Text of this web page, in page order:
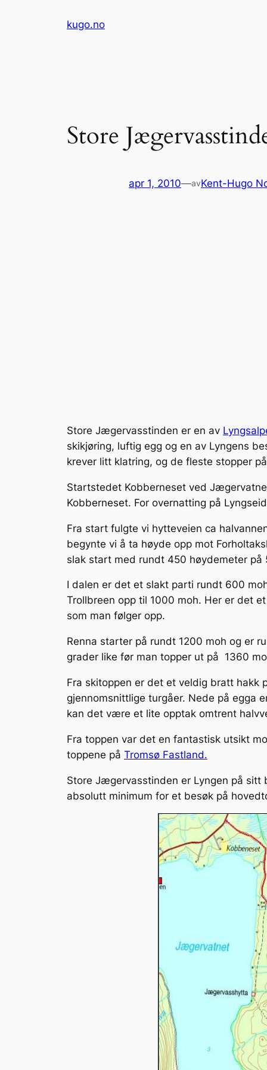
kugo.no
Store
apr 1, 2010—avKent-Hugo
Store Jægervasstinden er en av
skikjøring, luftig egg og en av Lyngens
krever litt klatring, og de fleste stopper
Startstedet Kobberneset ved
Kobberneset. For overnatting på
Fra start fulgte vi hytteveien ca
begynte vi å ta høyde opp mot
slak start med rundt 450 høydemeter
I dalen er det et slakt parti rundt 600
Trollbreen opp til 1000 moh. Her er det
som man følger opp.
Renna starter på rundt 1200 moh og er
grader like før man topper ut på 1360
Fra skitoppen er det et veldig bratt hakk
gjennomsnittlige turgåer. Nede på egga
kan det være et lite opptak omtrent
Fra toppen var det en fantastisk utsikt
toppene på Tromsø Fastland.
Store Jægervasstinden er Lyngen på
absolutt minimum for et besøk på